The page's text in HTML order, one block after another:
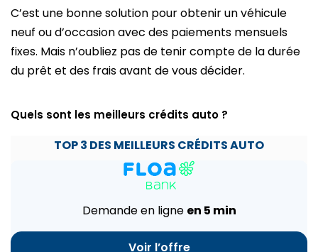
C’est une bonne solution pour obtenir un véhicule
neuf ou d’occasion avec des paiements mensuels
fixes. Mais n’oubliez pas de tenir compte de la durée
du prêt et des frais avant de vous décider.
Quels sont les meilleurs crédits auto ?
TOP 3 DES MEILLEURS CRÉDITS AUTO
Demande en ligne en 5 min
Voir l’offre